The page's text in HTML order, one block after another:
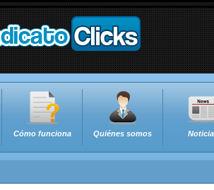
Cómo funciona Quiénes somos